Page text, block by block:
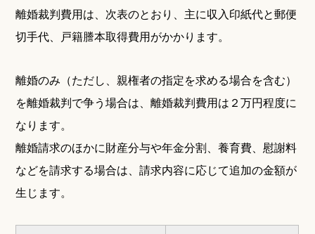
離婚裁判費用は、次表のとおり、主に収入印紙代と郵便
切手代、戸籍謄本取得費用がかかります。
離婚のみ（ただし、親権者の指定を求める場合を含む）
を離婚裁判で争う場合は、離婚裁判費用は２万円程度に
なります。
離婚請求のほかに財産分与や年金分割、養育費、慰謝料
などを請求する場合は、請求内容に応じて追加の金額が
生じます。